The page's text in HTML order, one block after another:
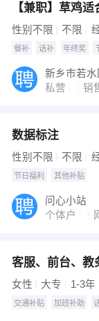
【兼职】草鸡
性别不限 不限
餐补 话补 年终奖
新乡市若水
私营
销
数据标注
性别不限 不限
节日福利 其他补贴
问心小站
个体户
客服、前台、教
女性 大专 1-3年
交通补贴 加班补助